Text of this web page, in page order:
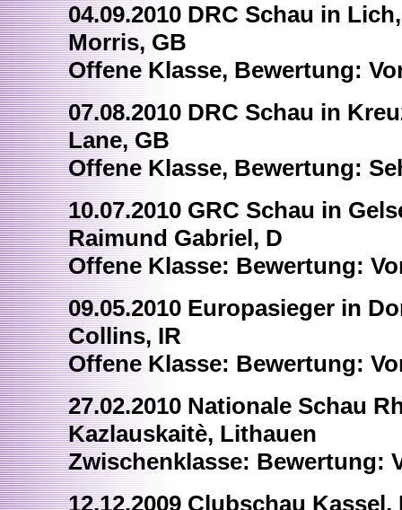
04.09.2010 DRC Schau in
Morris, GB
Offene Klasse, Bewertung:
07.08.2010 DRC Schau in
Lane, GB
Offene Klasse, Bewertung:
10.07.2010 GRC Schau in
Raimund Gabriel, D
Offene Klasse: Bewertung:
09.05.2010 Europasieger in
Collins, IR
Offene Klasse: Bewertung:
27.02.2010 Nationale Schau
Kazlauskaitè, Lithauen
Zwischenklasse: Bewertung:
12.12.2009 Clubschau